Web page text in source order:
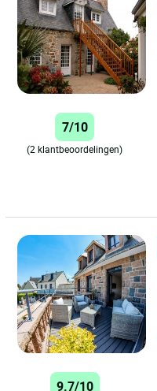
7/10
(2 klantbeoordelingen)
9.7/10